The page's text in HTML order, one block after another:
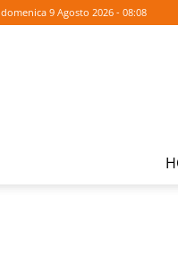
domenica 9 Agosto 2026 - 08:08